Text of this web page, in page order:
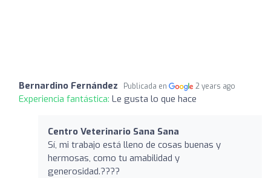
Bernardino Fernández Publicada en 2 years ago
Experiencia fantástica: Le gusta lo que hace
Centro Veterinario Sana Sana
Sí, mi trabajo está lleno de cosas buenas y
hermosas, como tu amabilidad y
generosidad.????